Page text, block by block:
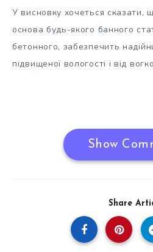
У висновку хочеться сказати,
основа будь-якого банного
бетонного, забезпечить
підвищеної вологості і від
Show
Share